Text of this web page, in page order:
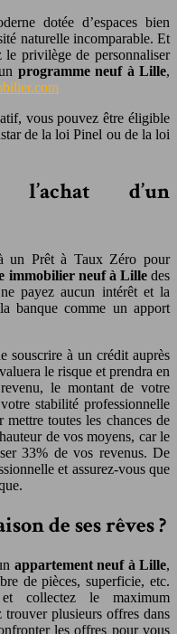
dotée d’espaces bien
naturelle incomparable. Et
privilège de personnaliser
programme neuf à Lille,
vous pouvez être éligible
de la loi Pinel ou de la loi
l’achat d’un
un Prêt à Taux Zéro pour
immobilier neuf à Lilledes
payez aucun intérêt et la
banque comme un apport
souscrire à un crédit auprès
le risque et prendra en
le montant de votre
stabilité professionnelle
toutes les chances de
de vos moyens, car le
33% de vos revenus. De
et assurez-vous que
de ses rêves ?
appartement neuf à Lille,
de pièces, superficie, etc.
collectez le maximum
trouver plusieurs offres dans
les offres pour vous